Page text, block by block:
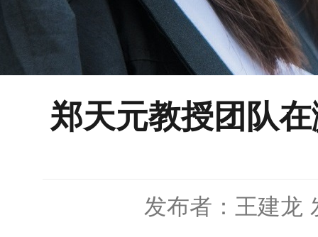
郑天元教授团队
发布者：王建龙